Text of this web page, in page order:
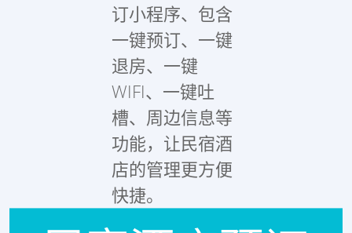
订小程序、包含
一键预订、一键
退房、一键
WIFI、一键吐
槽、周边信息等
功能，让民宿酒
店的管理更方便
快捷。